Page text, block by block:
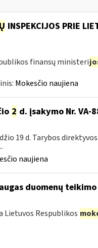
INSPEKCIJOS PRIE
finansų ministeri
Mokesčio naujiena
2 d. įsakymo Nr. VA-
19 d. Tarybos direktyvos
naujiena
duomenų
Lietuvos Respublikos